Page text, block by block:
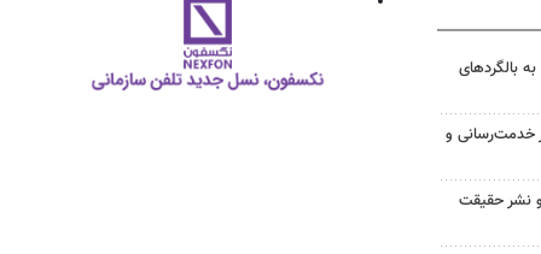
بالگردهای
خدمت‌رسانی و
نشر حقیقت